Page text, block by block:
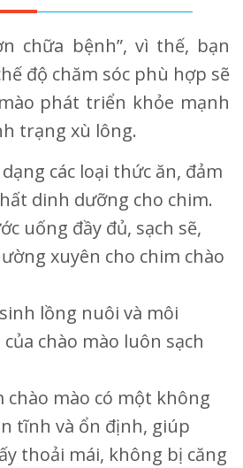
chữa bệnh”, vì thế, bạn
độ chăm sóc phù hợp sẽ
phát triển khỏe mạnh
trạng xù lông.
các loại thức ăn, đảm
dinh dưỡng cho chim.
uống đầy đủ, sạch sẽ,
xuyên cho chim chào
lồng nuôi và môi
chào mào luôn sạch
chào mào có một không
tĩnh và ổn định, giúp
thoải mái, không bị căng